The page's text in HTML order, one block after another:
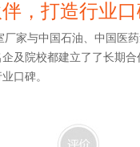
，打造行业
与中国石油、中国医药
企及院校都建立了了长期合作
碑。